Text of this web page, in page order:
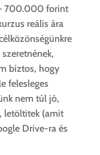
700.000 forint
reális ára
biztos, hogy
felesleges
nem túl jó,
letöltitek (amit
Drive-ra és